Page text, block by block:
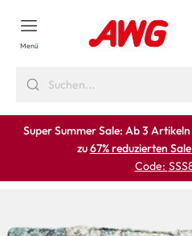
springen
Menü
Super Summer Sale: Ab 3
zu67% reduzierten
Code: